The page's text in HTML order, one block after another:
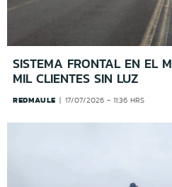
SISTEMA FRONTAL EN EL
MIL CLIENTES SIN LUZ
REDMAULE 17/07/2026 - 11:36 HRS